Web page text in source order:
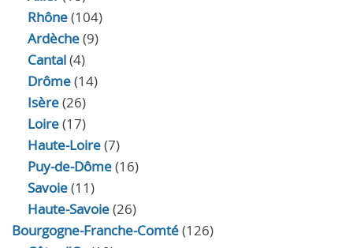
Rhône(104)
Ardèche(9)
Cantal(4)
Drôme(14)
Isère(26)
Loire(17)
Haute-Loire(7)
Puy-de-Dôme(16)
Savoie(11)
Haute-Savoie(26)
Bourgogne-Franche-Comté(126)